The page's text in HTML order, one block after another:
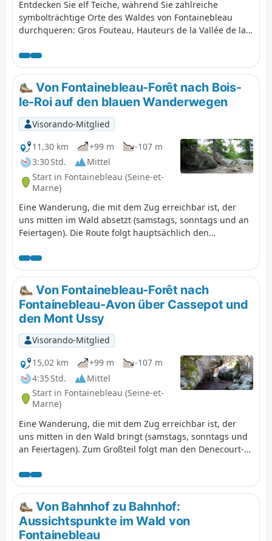
Entdecken Sie elf Teiche, während Sie zahlreiche
symbolträchtige Orte des Waldes von Fontainebleau
durchqueren: Gros Fouteau, Hauteurs de la Vallée de la
Sanguinède, Croix du Gand Veneur, Chaos d'Apremont,
Mare aux Sangliers, Rocher Cuvier Chatillon, Mare aux
Canards, à Dagneau, à Piat, Longues vallées, Rocher
Canon, Mare aux Evées, aux Cerfs, Plaine de Bois-le-Roi,
de Samois, Mare du Marchais, Samois-sur-Seine, Île du
Berceau, la Tour Denecourt.
Von Fontainebleau-Forêt nach Bois-
le-Roi auf den blauen Wanderwegen
Visorando-Mitglied
11,30 km
+99 m
-107 m
3:30 Std.
Mittel
Start in Fontainebleau (Seine-et-
Marne)
Eine Wanderung, die mit dem Zug erreichbar ist, der
uns mitten im Wald absetzt (samstags, sonntags und an
Feiertagen). Die Route folgt hauptsächlich den
Markierungen als „blaue Wege” bezeichnet werden. Man
schlängelt sich durch das Unterholz, weit entfernt von
den breiten Waldwegen, und auf mehreren Abschnitten
windet man sich zwischen Felsen hindurch.
Von Fontainebleau-Forêt nach
Fontainebleau-Avon über Cassepot und
den Mont Ussy
Visorando-Mitglied
15,02 km
+99 m
-107 m
4:35 Std.
Mittel
Start in Fontainebleau (Seine-et-
Marne)
Eine Wanderung, die mit dem Zug erreichbar ist, der
uns mitten in den Wald bringt (samstags, sonntags und
an Feiertagen). Zum Großteil folgt man den Denecourt-
Markierungen auch „blaue Wege“ genannt werden. Am
Rocher Cassepot und auf dem Mont Ussy schlängelt man
sich zwischen den Felsen hindurch.
Von Bahnhof zu Bahnhof:
Aussichtspunkte im Wald von
Fontainebleau